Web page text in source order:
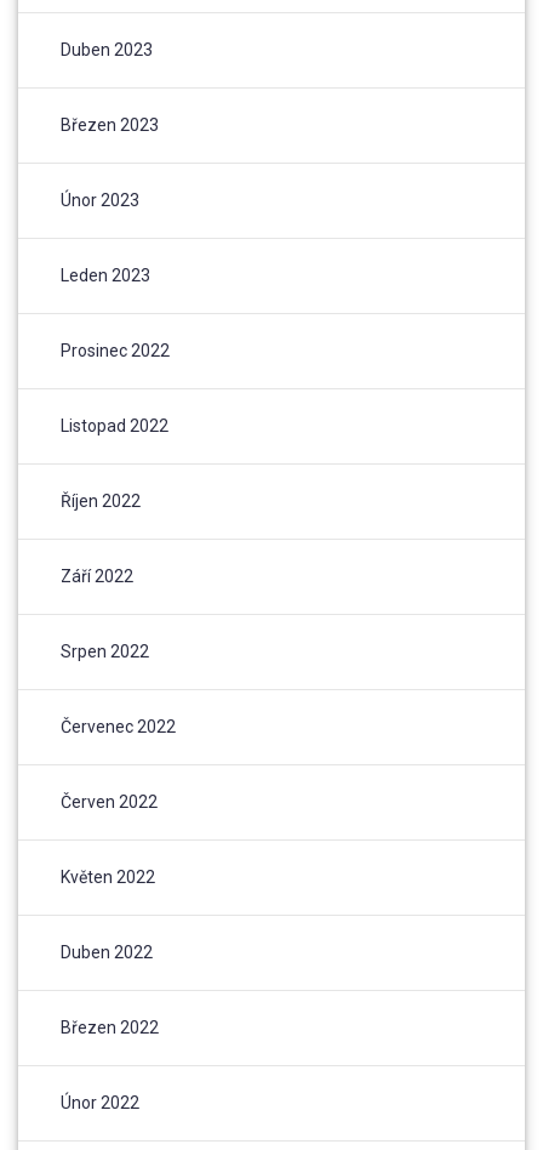
Duben 2023
Březen 2023
Únor 2023
Leden 2023
Prosinec 2022
Listopad 2022
Říjen 2022
Září 2022
Srpen 2022
Červenec 2022
Červen 2022
Květen 2022
Duben 2022
Březen 2022
Únor 2022